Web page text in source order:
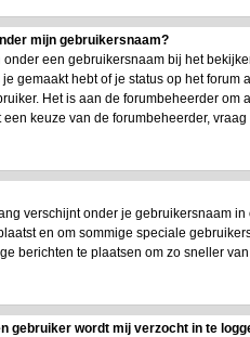
mijn gebruikersnaam?
een gebruikersnaam bij het
gemaakt hebt of je status op het
Het is aan de forumbeheerder
keuze van de forumbeheerder,
verschijnt onder je gebruikersnaam
en om sommige speciale
berichten te plaatsen om zo sneller
gebruiker wordt mij verzocht in te